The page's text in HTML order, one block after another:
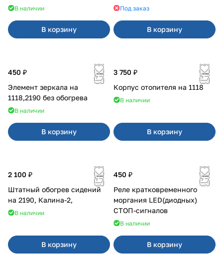
В наличии
В корзину
Под заказ
В корзину
450 ₽
Элемент зеркала на
1118,2190 без обогрева
В наличии
В корзину
3 750 ₽
Корпус отопителя на 1118
В наличии
В корзину
2 100 ₽
Штатный обогрев сидений
на 2190, Калина-2,
В наличии
В корзину
450 ₽
Реле кратковременного
моргания LED(диодных)
СТОП-сигналов
В наличии
В корзину